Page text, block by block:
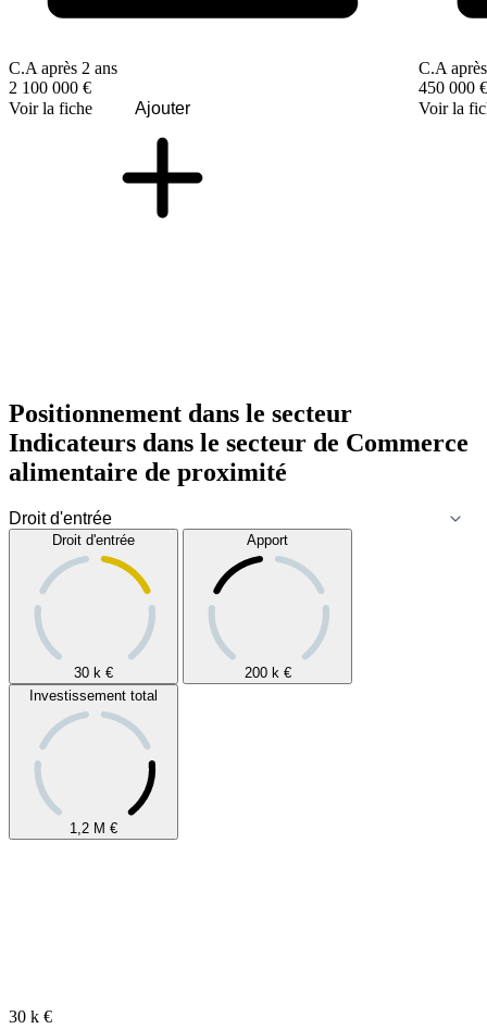
C.A après 2 ans
2 100 000 €
Voir la fiche
Ajouter
C.A
450 000 €
Voir la
Positionnement dans le secteur
Indicateurs dans le secteur de Commerce
alimentaire de proximité
Droit d'entrée
30 k €
Apport
200 k €
Investissement total
1,2 M €
30 k €